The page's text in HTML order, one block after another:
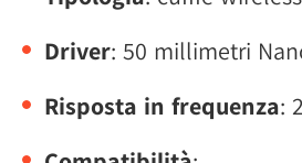
Driver: 50 millimetri
Risposta in frequenza: